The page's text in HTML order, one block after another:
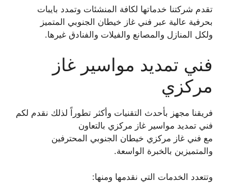
تقدم شركتنا خدماتها لكافة المنشئات وتمدد بايبات
بحرفية عالية عبر فني غاز خيطان الجنوبي المتميز
ولكل المنازل والمصانع والفيلات والفنادق غيرها.
فني تمديد مواسير غاز
مركزي
فريقنا مجهز بأحدث التقنيات وأكثر تطوراً لذلك نقدم لكم
فني تمديد مواسير غاز مركزي بالتعاون
مع فني غاز مركزي خيطان الجنوبي المحترفين
والمتميزين بالخبرة الواسعة.
وتتعدد الخدمات التي نقدمها ومنها: